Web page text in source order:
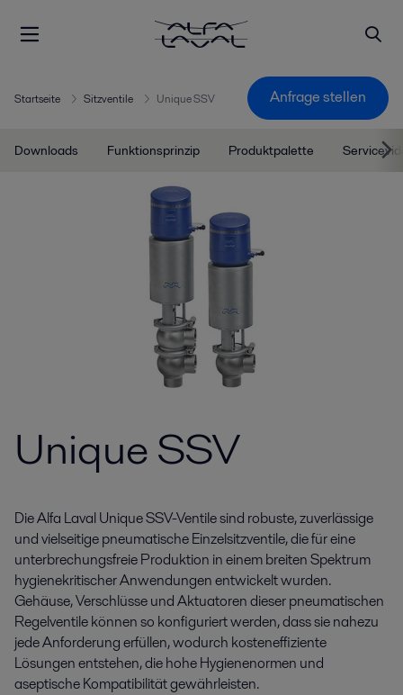
Startseite Sitzventile Unique SSV Anfrage stellen
Downloads Funktionsprinzip Produktpalette
Unique SSV
Die Alfa Laval Unique SSV-Ventile sind robuste, zuverlässige
und vielseitige pneumatische Einzelsitzventile, die für eine
unterbrechungsfreie Produktion in einem breiten Spektrum
hygienekritischer Anwendungen entwickelt wurden.
Gehäuse, Verschlüsse und Aktuatoren dieser pneumatischen
Regelventile können so konfiguriert werden, dass sie nahezu
jede Anforderung erfüllen, wodurch kosteneffiziente
Lösungen entstehen, die hohe Hygienenormen und
aseptische Kompatibilität gewährleisten.